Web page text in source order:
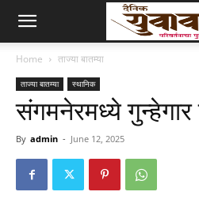
Home ताज्या बातम्या
ताज्या बातम्या स्थानिक
संगमनेरमध्ये
By admin - June 12, 2025